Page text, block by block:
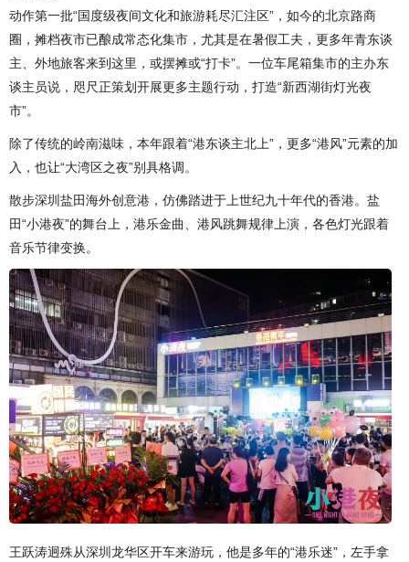
动作第一批“国度级夜间文化和旅游耗尽汇注区”，如今的北京路商
圈，摊档夜市已酿成常态化集市，尤其是在暑假工夫，更多年青东谈
主、外地旅客来到这里，或摆摊或“打卡”。一位车尾箱集市的主办东
谈主员说，咫尺正策划开展更多主题行动，打造“新西湖街灯光夜
市”。
除了传统的岭南滋味，本年跟着“港东谈主北上”，更多“港风”元素的加
入，也让“大湾区之夜”别具格调。
散步深圳盐田海外创意港，仿佛踏进于上世纪九十年代的香港。盐
田“小港夜”的舞台上，港乐金曲、港风跳舞规律上演，各色灯光跟着
音乐节律变换。
王跃涛迥殊从深圳龙华区开车来游玩，他是多年的“港乐迷”，左手拿